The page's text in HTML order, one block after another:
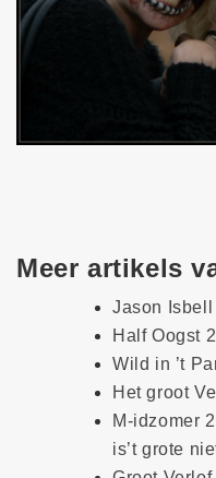
Meer artikels
Jason
Half Oogst
Wild in ’t
Het groot
M-idzomer
is’t grote